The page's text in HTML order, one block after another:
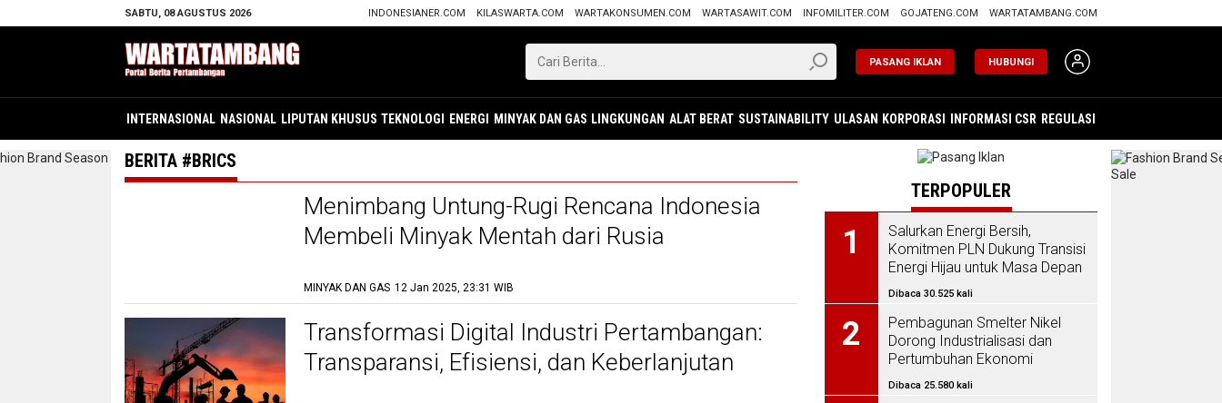
SABTU, 08 AGUSTUS 2026 INDONESIANER.COM KILASWARTA.COM WARTAKONSUMEN.COM WARTASAWIT.COM INFOMILITER.COM GOJATENG.COM WARTATAMBANG.COM
PASANG IKLAN HUBUNGI
INTERNASIONAL NASIONAL LIPUTAN KHUSUS TEKNOLOGI ENERGI MINYAK DAN GAS LINGKUNGAN ALAT BERAT SUSTAINABILITY ULASAN KORPORASI INFORMASI CSR REGULASI
BERITA #BRICS
Menimbang Untung-Rugi Rencana Indonesia
Membeli Minyak Mentah dari Rusia
MINYAK DAN GAS 12 Jan 2025, 23:31 WIB
Transformasi Digital Industri Pertambangan:
Transparansi, Efisiensi, dan Keberlanjutan
TERPOPULER
1
Salurkan Energi Bersih,
Komitmen PLN Dukung Transisi
Energi Hijau untuk Masa Depan
Indonesia
Dibaca 30.525 kali
2
Pembagunan Smelter Nikel
Dorong Industrialisasi dan
Pertumbuhan Ekonomi
Dibaca 25.580 kali